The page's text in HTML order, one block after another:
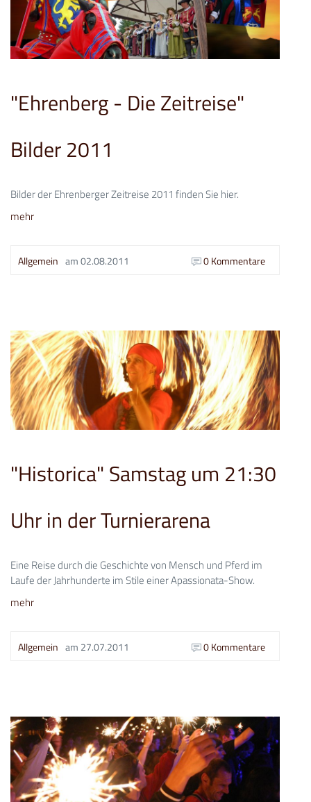
"Ehrenberg - Die Zeitreise"
Bilder 2011
Bilder der Ehrenberger Zeitreise 2011 finden Sie hier.
mehr
Allgemein am02.08.2011 0 Kommentare
"Historica" Samstag um 21:30
Uhr in der Turnierarena
Eine Reise durch die Geschichte von Mensch und Pferd im
Laufe der Jahrhunderte im Stile einer Apassionata-Show.
mehr
Allgemein am 27.07.2011 0 Kommentare